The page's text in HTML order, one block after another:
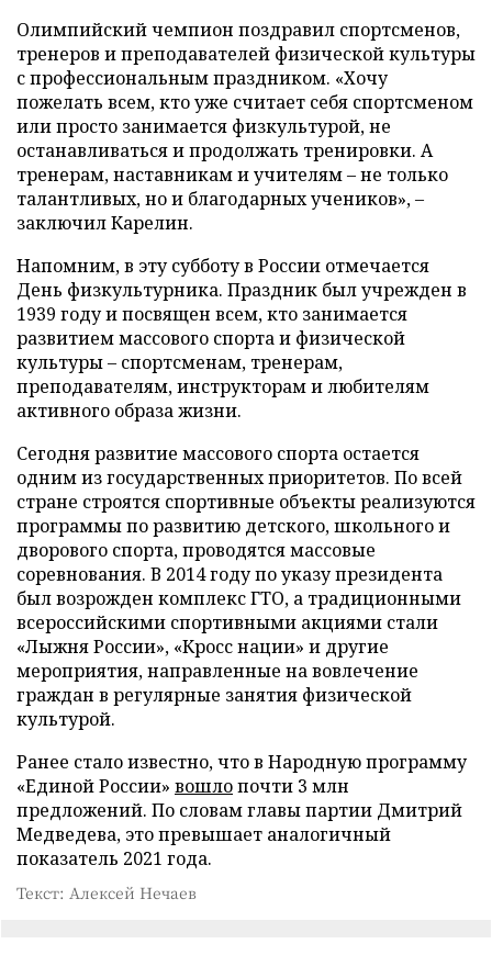
Олимпийский чемпион поздравил спортсменов,
тренеров и преподавателей физической культуры
с профессиональным праздником. «Хочу
пожелать всем, кто уже считает себя спортсменом
или просто занимается физкультурой, не
останавливаться и продолжать тренировки. А
тренерам, наставникам и учителям – не только
талантливых, но и благодарных учеников», –
заключил Карелин.
Напомним, в эту субботу в России отмечается
День физкультурника. Праздник был учрежден в
1939 году и посвящен всем, кто занимается
развитием массового спорта и физической
культуры – спортсменам, тренерам,
преподавателям, инструкторам и любителям
активного образа жизни.
Сегодня развитие массового спорта остается
одним из государственных приоритетов. По всей
стране строятся спортивные объекты реализуются
программы по развитию детского, школьного и
дворового спорта, проводятся массовые
соревнования. В 2014 году по указу президента
был возрожден комплекс ГТО, а традиционными
всероссийскими спортивными акциями стали
«Лыжня России», «Кросс нации» и другие
мероприятия, направленные на вовлечение
граждан в регулярные занятия физической
культурой.
Ранее стало известно, что в Народную программу
«Единой России» вошлопочти 3 млн
предложений. По словам главы партии Дмитрий
Медведева, это превышает аналогичный
показатель 2021 года.
Текст: Алексей Нечаев